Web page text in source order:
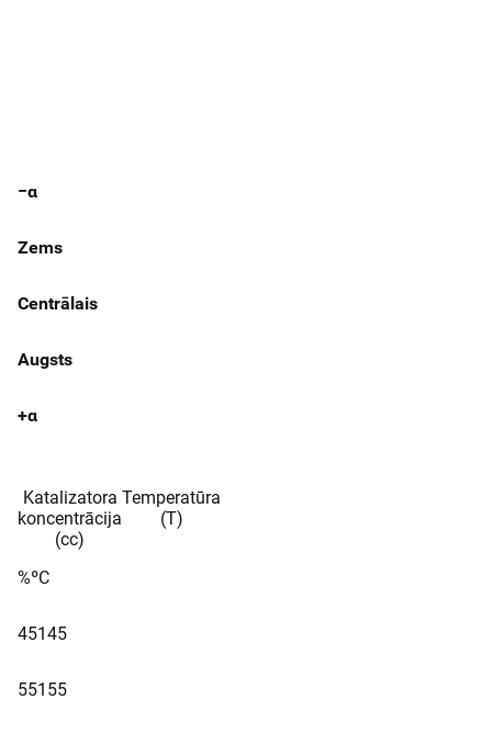
−α
Zems
Centrālais
Augsts
+α
Katalizatora
koncentrācija
(cc)
Temperatūra
(T)
%ºC
45145
55155